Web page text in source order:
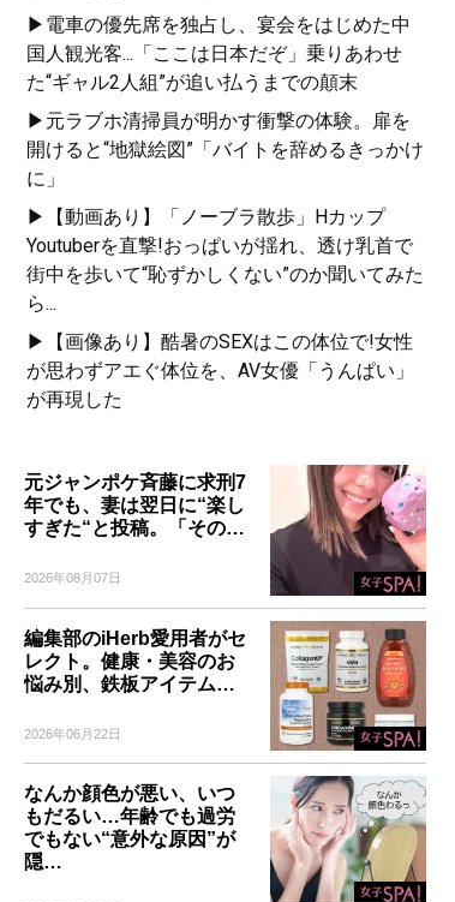
▶電車の優先席を独占し、宴会をはじめた中
国人観光客...「ここは日本だぞ」乗りあわせ
た“ギャル2人組”が追い払うまでの顛末
▶元ラブホ清掃員が明かす衝撃の体験。扉を
開けると“地獄絵図”「バイトを辞めるきっかけ
に」
▶【動画あり】「ノーブラ散歩」Hカップ
Youtuberを直撃!おっぱいが揺れ、透け乳首で
街中を歩いて“恥ずかしくない”のか聞いてみた
ら...
▶【画像あり】酷暑のSEXはこの体位で!女性
が思わずアエぐ体位を、AV女優「うんぱい」
が再現した
元ジャンポケ斉藤に求刑7
年でも、妻は翌日に“楽し
すぎた“と投稿。「その…
2026年08月07日
編集部のiHerb愛用者がセ
レクト。健康・美容のお
悩み別、鉄板アイテム…
2026年06月22日
なんか顔色が悪い、いつ
もだるい…年齢でも過労
でもない“意外な原因”が
隠…